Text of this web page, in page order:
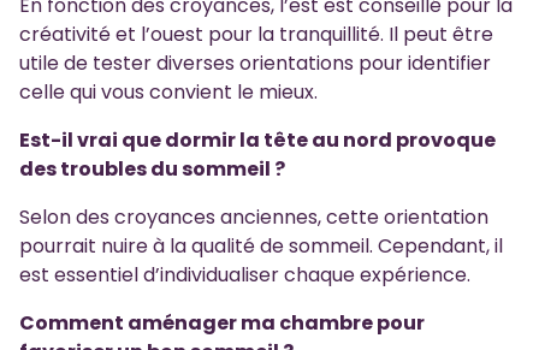
créativité et l’ouest pour la tranquillité. Il peut être
utile de tester diverses orientations pour identifier
celle qui vous convient le mieux.
Est-il vrai que dormir la tête au nord provoque
des troubles du sommeil ?
Selon des croyances anciennes, cette orientation
pourrait nuire à la qualité de sommeil. Cependant, il
est essentiel d’individualiser chaque expérience.
Comment aménager ma chambre pour